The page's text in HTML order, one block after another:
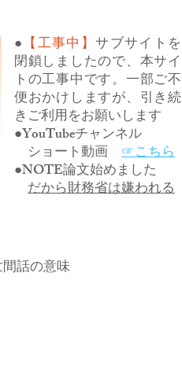
● 【工事中】サブサイトを
閉鎖しましたので、本サイ
トの工事中です。一部ご不
便おかけしますが、引き続
きご利用をお願いします
●YouTubeチャンネル
ショート動画 ☞こちら
●NOTE論文始めました
だから財務省は嫌われる
話の意味